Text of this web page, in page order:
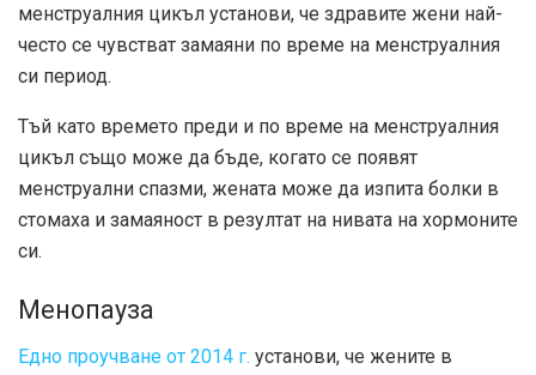
менструалния цикъл установи, че здравите жени най-
често се чувстват замаяни по време на менструалния
си период.
Тъй като времето преди и по време на менструалния
цикъл също може да бъде, когато се появят
менструални спазми, жената може да изпита болки в
стомаха и замаяност в резултат на нивата на хормоните
си.
Менопауза
Едно проучване от 2014 г. установи, че жените в